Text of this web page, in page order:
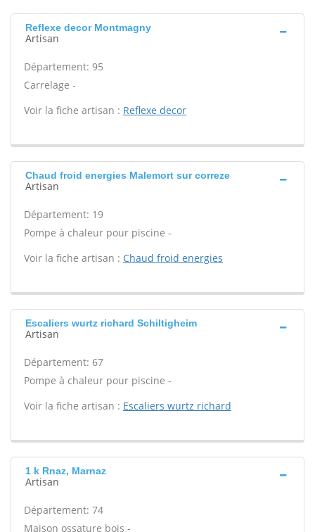
Reflexe decor Montmagny
Artisan
Département: 95
Carrelage -
Voir la fiche artisan : Reflexe decor
Chaud froid energies Malemort sur correze
Artisan
Département: 19
Pompe à chaleur pour piscine -
Voir la fiche artisan : Chaud froid energies
Escaliers wurtz richard Schiltigheim
Artisan
Département: 67
Pompe à chaleur pour piscine -
Voir la fiche artisan : Escaliers wurtz richard
1 k Rnaz, Marnaz
Artisan
Département: 74
Maison ossature bois -